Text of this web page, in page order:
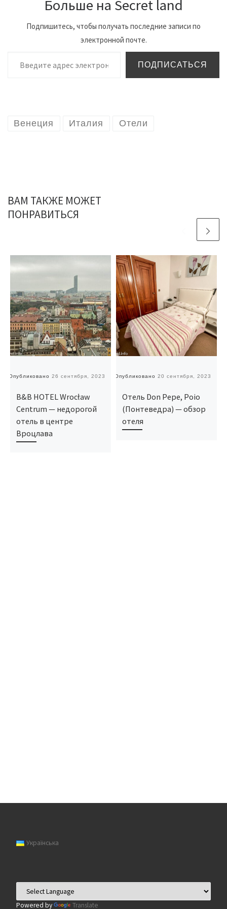
Больше на Secret land
Подпишитесь, чтобы получать последние записи по
электронной почте.
Введите адрес электронной почты…
ПОДПИСАТЬСЯ
Венеция Италия Отели
ВАМ ТАКЖЕ МОЖЕТ
ПОНРАВИТЬСЯ
Опубликовано 26 сентября, 2023
B&B HOTEL Wrocław
Centrum — недорогой
отель в центре
Вроцлава
Опубликовано 20 сентября, 2023
Отель Don Pepe, Poio
(Понтеведра) — обзор
отеля
Українська
Powered by Translate